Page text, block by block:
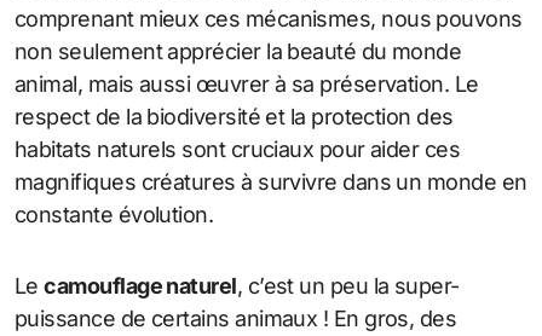
comprenant mieux ces mécanismes, nous pouvons
non seulement apprécier la beauté du monde
animal, mais aussi œuvrer à sa préservation. Le
respect de la biodiversité et la protection des
habitats naturels sont cruciaux pour aider ces
magnifiques créatures à survivre dans un monde en
constante évolution.
Lecamouflage naturel, c’est un peu la super-
puissance de certains animaux ! En gros, des